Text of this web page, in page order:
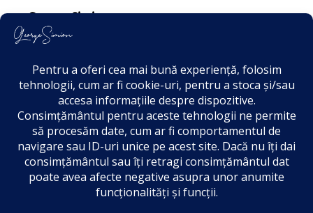
Mergem până la capăt!
Audiențe
Meritocrați@
Categorii:
Actualitate Parlamentară
Apariții în Presă
Articole